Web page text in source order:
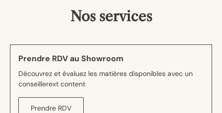
Nos services
Prendre RDV au Showroom
Découvrez et évaluez les matières disponibles avec un
conseillerext content
Prendre RDV